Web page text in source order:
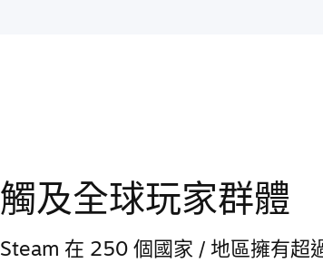
觸及全球玩家群體
Steam 在 250 個國家 / 地區擁有超